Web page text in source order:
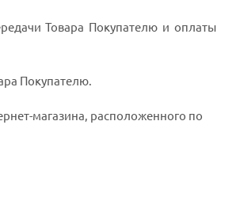
Товара Покупателю и оплаты
Покупателю.
магазина, расположенного по